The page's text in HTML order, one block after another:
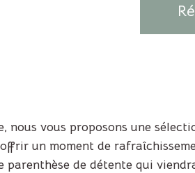
vous proposons une
un moment de
de détente qui